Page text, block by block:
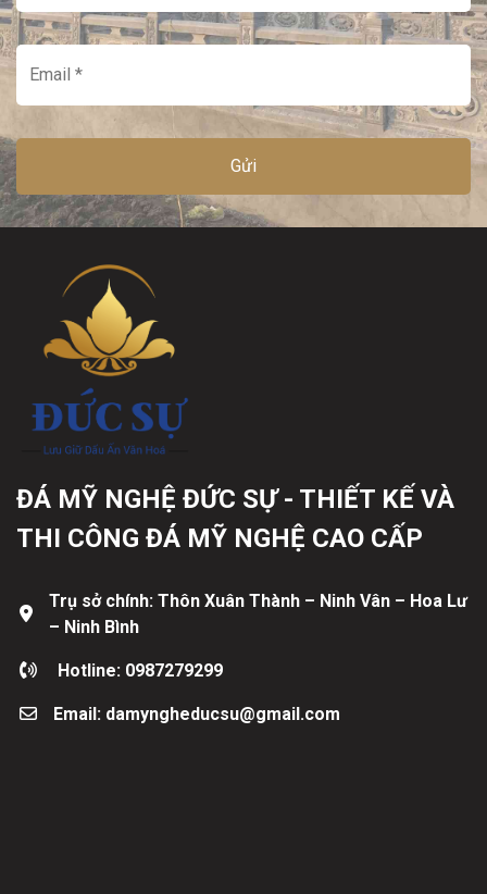
ĐÁ MỸ NGHỆ ĐỨC SỰ - THIẾT KẾ VÀ
THI CÔNG ĐÁ MỸ NGHỆ CAO CẤP
Trụ sở chính: Thôn Xuân Thành – Ninh Vân – Hoa Lư
– Ninh Bình
Hotline: 0987279299
Email: damyngheducsu@gmail.com